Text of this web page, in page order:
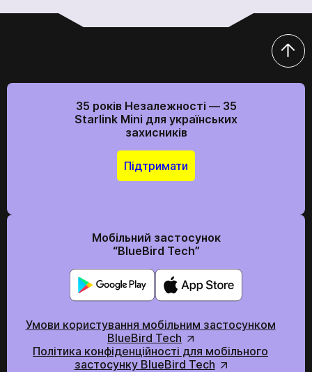
35 років Незалежності — 35
Starlink Mini для українських
захисників
Підтримати
Мобільний застосунок
“BlueBird Tech”
Умови користування мобільним застосунком
BlueBird Tech
Політика конфіденційності для мобільного
застосунку BlueBird Tech